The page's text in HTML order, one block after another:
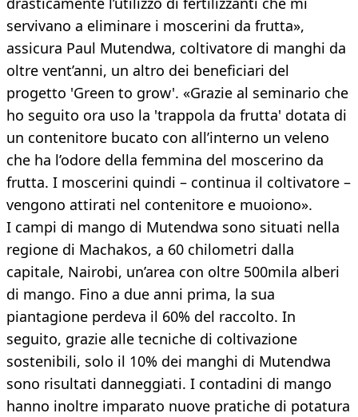
servivano a eliminare i moscerini da frutta»,
assicura Paul Mutendwa, coltivatore di manghi da
oltre vent’anni, un altro dei beneficiari del
progetto 'Green to grow'. «Grazie al seminario che
ho seguito ora uso la 'trappola da frutta' dotata di
un contenitore bucato con all’interno un veleno
che ha l’odore della femmina del moscerino da
frutta. I moscerini quindi – continua il coltivatore –
vengono attirati nel contenitore e muoiono».
I campi di mango di Mutendwa sono situati nella
regione di Machakos, a 60 chilometri dalla
capitale, Nairobi, un’area con oltre 500mila alberi
di mango. Fino a due anni prima, la sua
piantagione perdeva il 60% del raccolto. In
seguito, grazie alle tecniche di coltivazione
sostenibili, solo il 10% dei manghi di Mutendwa
sono risultati danneggiati. I contadini di mango
hanno inoltre imparato nuove pratiche di potatura